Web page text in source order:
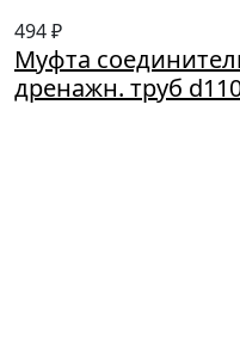
494 ₽
Муфта
дренажн. труб